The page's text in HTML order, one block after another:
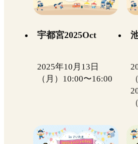
宇都宮2025Oct
2025年10月13日
（月）10:00〜16:00